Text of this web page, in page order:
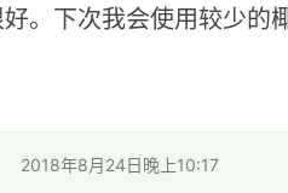
。下次我会使用较少的
2018年8月24日晚上10:17